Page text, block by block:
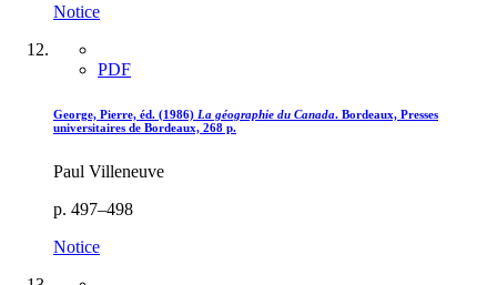
Notice
PDF
George, Pierre, éd. (1986) La géographie du Canada. Bordeaux, Presses
universitaires de Bordeaux, 268 p.
Paul Villeneuve
p. 497–498
Notice